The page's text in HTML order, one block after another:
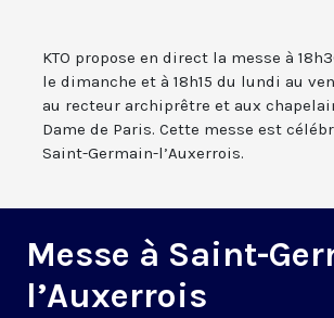
KTO propose en direct la messe à
le dimanche et à 18h15 du lundi au
au recteur archiprêtre et aux
Dame de Paris. Cette messe est
Saint-Germain-l’Auxerrois.
Messe à Saint-
l’Auxerrois